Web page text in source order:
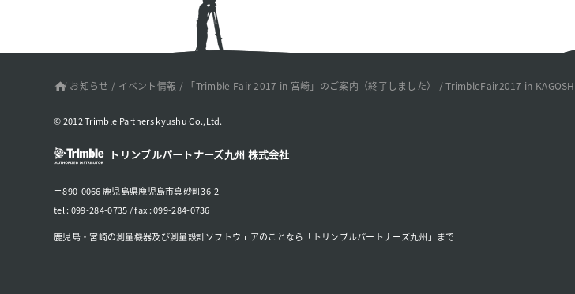
/ お知らせ / イベント情報 / 「Trimble Fair 2017 in 宮崎」のご案内（終了しました） /TrimbleFair2017 in
© 2012 Trimble Partners kyushu Co.,Ltd.
トリンブルパートナーズ九州 株式会社
〒890-0066 鹿児島県鹿児島市真砂町36-2
tel : 099-284-0735 / fax : 099-284-0736
鹿児島・宮崎の測量機器及び測量設計ソフトウェアのことなら「トリンブルパートナーズ九州」まで